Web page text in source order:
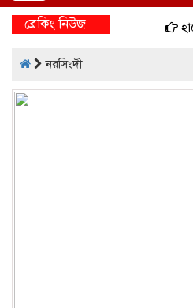
navigation
ব্রেকিং নিউজ
নরসিংদী